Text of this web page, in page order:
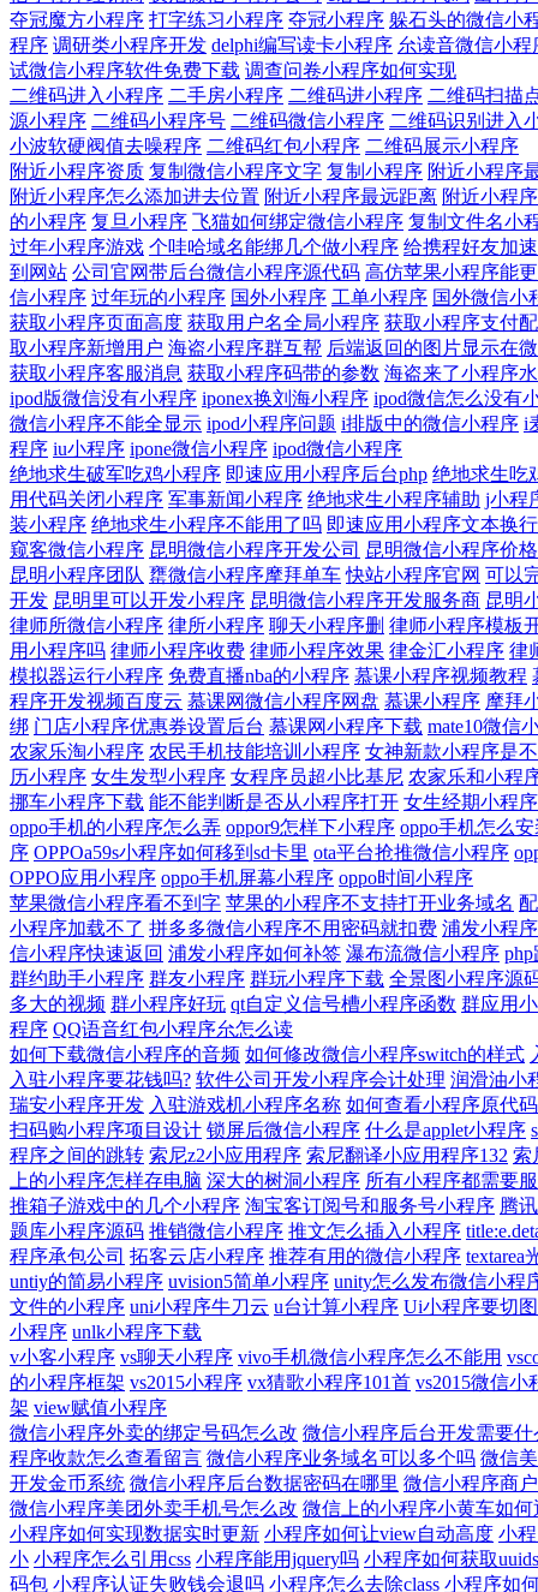
夺冠魔方小程序 打字练习小程序 夺冠小程序 躲石头的微信小
程序 调研类小程序开发 delphi编写读卡小程序 厼读音微信小程
试微信小程序软件免费下载 调查问卷小程序如何实现
二维码进入小程序 二手房小程序 二维码进小程序 二维码扫描
源小程序 二维码小程序号 二维码微信小程序 二维码识别进入
小波软硬阀值去噪程序 二维码红包小程序 二维码展示小程序
附近小程序资质 复制微信小程序文字 复制小程序 附近小程序
附近小程序怎么添加进去位置 附近小程序最远距离 附近小程
的小程序 复旦小程序 飞猫如何绑定微信小程序 复制文件名小
过年小程序游戏 个哇哈域名能绑几个做小程序 给携程好友加
到网站 公司官网带后台微信小程序源代码 高仿苹果小程序能
信小程序 过年玩的小程序 国外小程序 工单小程序 国外微信小
获取小程序页面高度 获取用户名全局小程序 获取小程序支付
取小程序新增用户 海盗小程序群互帮 后端返回的图片显示在
获取小程序客服消息 获取小程序码带的参数 海盗来了小程序
ipod版微信没有小程序 iponex换刘海小程序 ipod微信怎么没有
微信小程序不能全显示 ipod小程序问题 i排版中的微信小程序 i
程序 iu小程序 ipone微信小程序 ipod微信小程序
绝地求生破军吃鸡小程序 即速应用小程序后台php 绝地求生吃
用代码关闭小程序 军事新闻小程序 绝地求生小程序辅助 j小程
装小程序 绝地求生小程序不能用了吗 即速应用小程序文本换行
窥客微信小程序 昆明微信小程序开发公司 昆明微信小程序价格
昆明小程序团队 罋微信小程序摩拜单车 快站小程序官网 可以
开发 昆明里可以开发小程序 昆明微信小程序开发服务商 昆明
律师所微信小程序 律所小程序 聊天小程序删 律师小程序模板
用小程序吗 律师小程序收费 律师小程序效果 律金汇小程序 律
模拟器运行小程序 免费直播nba的小程序 慕课小程序视频教程
程序开发视频百度云 慕课网微信小程序网盘 慕课小程序 摩拜
绑 门店小程序优惠券设置后台 慕课网小程序下载 mate10微信
农家乐淘小程序 农民手机技能培训小程序 女神新款小程序是
历小程序 女生发型小程序 女程序员超小比基尼 农家乐和小程
挪车小程序下载 能不能判断是否从小程序打开 女生经期小程序
oppo手机的小程序怎么弄 oppor9怎样下小程序 oppo手机怎么
序 OPPOa59s小程序如何移到sd卡里 ota平台抢推微信小程序
OPPO应用小程序 oppo手机屏幕小程序 oppo时间小程序
苹果微信小程序看不到字 苹果的小程序不支持打开业务域名
小程序加载不了 拼多多微信小程序不用密码就扣费 浦发小程
信小程序快速返回 浦发小程序如何补签 瀑布流微信小程序
群约助手小程序 群友小程序 群玩小程序下载 全景图小程序源
多大的视频 群小程序好玩 qt自定义信号槽小程序函数 群应用
程序 QQ语音红包小程序厼怎么读
如何下载微信小程序的音频 如何修改微信小程序switch的样式
入驻小程序要花钱吗? 软件公司开发小程序会计处理 润滑油小
瑞安小程序开发 入驻游戏机小程序名称 如何查看小程序原代码
扫码购小程序项目设计 锁屏后微信小程序 什么是applet小程序
程序之间的跳转 索尼z2小应用程序 索尼翻译小应用程序132 索
上的小程序怎样存电脑 深大的树洞小程序 所有小程序都需要
推箱子游戏中的几个小程序 淘宝客订阅号和服务号小程序 腾
题库小程序源码 推销微信小程序 推文怎么插入小程序
程序承包公司 拓客云店小程序 推荐有用的微信小程序 textarea
untiy的简易小程序 uvision5简单小程序 unity怎么发布微信小程
文件的小程序 uni小程序牛刀云 u台计算小程序 Ui小程序要切
小程序 unlk小程序下载
v小客小程序 vs聊天小程序 vivo手机微信小程序怎么不能用
的小程序框架 vs2015小程序 vx猜歌小程序101首 vs2015微信小
架 view赋值小程序
微信小程序外卖的绑定号码怎么改 微信小程序后台开发需要什
程序收款怎么查看留言 微信小程序业务域名可以多个吗 微信
开发金币系统 微信小程序后台数据密码在哪里 微信小程序商
微信小程序美团外卖手机号怎么改 微信上的小程序小黄车如何
小程序如何实现数据实时更新 小程序如何让view自动高度 小
小 小程序怎么引用css 小程序能用jquery吗 小程序如何获取uuids
码包 小程序认证失败钱会退吗 小程序怎么去除class 小程序如